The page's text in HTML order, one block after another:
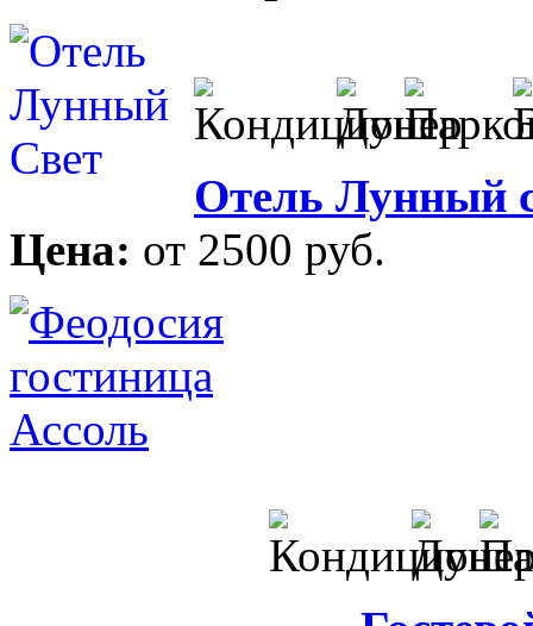
Отель Лунный
Цена: от 2500 руб.